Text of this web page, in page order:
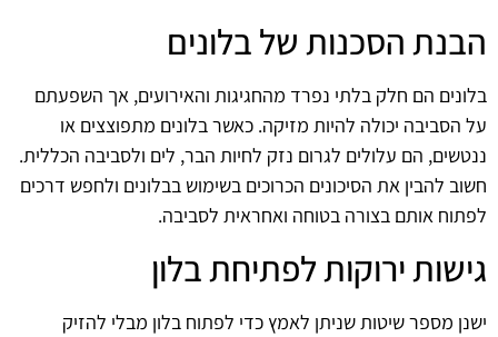
הבנת הסכנות של בלונים
בלונים הם חלק בלתי נפרד מהחגיגות והאירועים, אך השפעתם
על הסביבה יכולה להיות מזיקה. כאשר בלונים מתפוצצים או
ננטשים, הם עלולים לגרום נזק לחיות הבר, לים ולסביבה הכללית.
חשוב להבין את הסיכונים הכרוכים בשימוש בבלונים ולחפש דרכים
לפתוח אותם בצורה בטוחה ואחראית לסביבה.
גישות ירוקות לפתיחת בלון
ישנן מספר שיטות שניתן לאמץ כדי לפתוח בלון מבלי להזיק